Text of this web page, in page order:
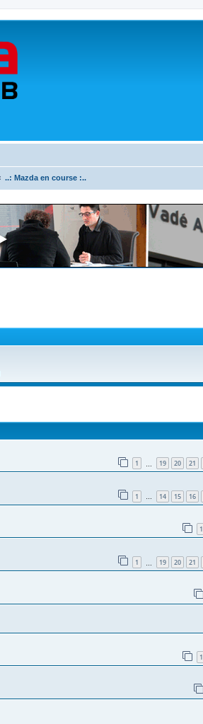
..: Mazda en course :..
1 19 20 21
1 … 14 15 16
1
1 19 20 21
1